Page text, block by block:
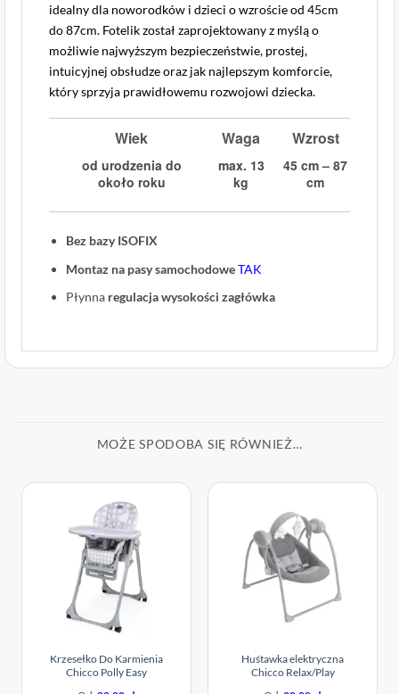
idealny dla noworodków i dzieci o wzroście od 45cm
do 87cm. Fotelik został zaprojektowany z myślą o
możliwie najwyższym bezpieczeństwie, prostej,
intuicyjnej obsłudze oraz jak najlepszym komforcie,
który sprzyja prawidłowemu rozwojowi dziecka.
Wiek
od urodzenia do
około roku
Waga
max. 13
kg
Wzrost
45 cm – 87
cm
Bez bazy ISOFIX
Montaz na pasy samochodoweTAK
Płynna regulacja wysokości zagłówka
MOŻE SPODOBA SIĘ RÓWNIEŻ…
Krzesełko Do Karmienia
Chicco Polly Easy
Huśtawka elektryczna
Chicco Relax/Play